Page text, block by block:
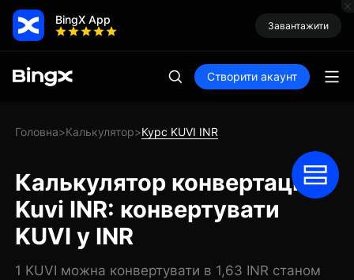
BingX App Завантажити
Створити акаунт
Головна>Калькулятор>Курс KUVI INR
Калькулятор конвертації
Kuvi INR: конвертувати
KUVI у INR
1 KUVI можна конвертувати в 1,63 INR станом